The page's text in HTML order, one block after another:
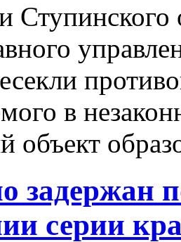
Ступинского
в
объект
задержан
серии